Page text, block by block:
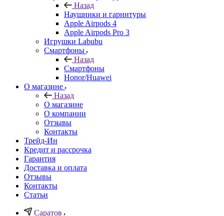
Назад
Наушники и гарнитуры
Apple Airpods 4
Apple Airpods Pro 3
Игрушки Labubu
Смартфоны
Назад
Смартфоны
Honor/Huawei
О магазине
Назад
О магазине
О компании
Отзывы
Контакты
Трейд-Ин
Кредит и рассрочка
Гарантия
Доставка и оплата
Отзывы
Контакты
Статьи
Саратов